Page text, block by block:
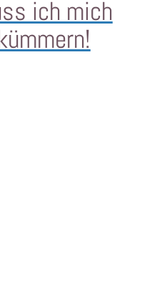
ich mich